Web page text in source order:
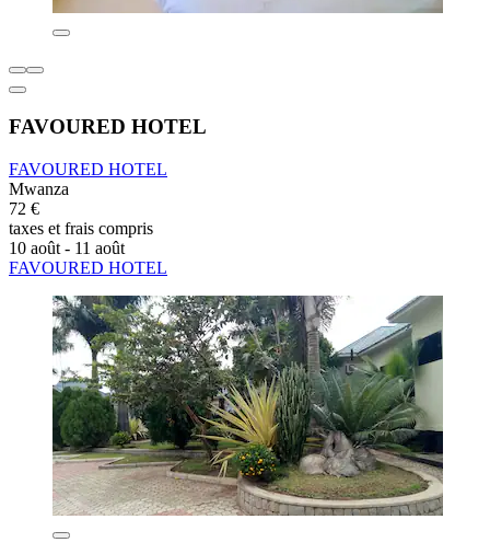
FAVOURED HOTEL
FAVOURED HOTEL
Mwanza
72 €
taxes et frais compris
10 août - 11 août
FAVOURED HOTEL